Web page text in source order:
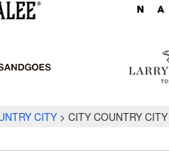
CITY CITY COUNTRY